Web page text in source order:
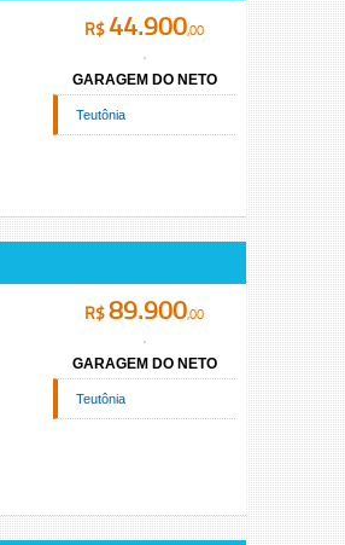
R$44.900,00
GARAGEM DO NETO
Teutônia
R$89.900,00
GARAGEM DO NETO
Teutônia